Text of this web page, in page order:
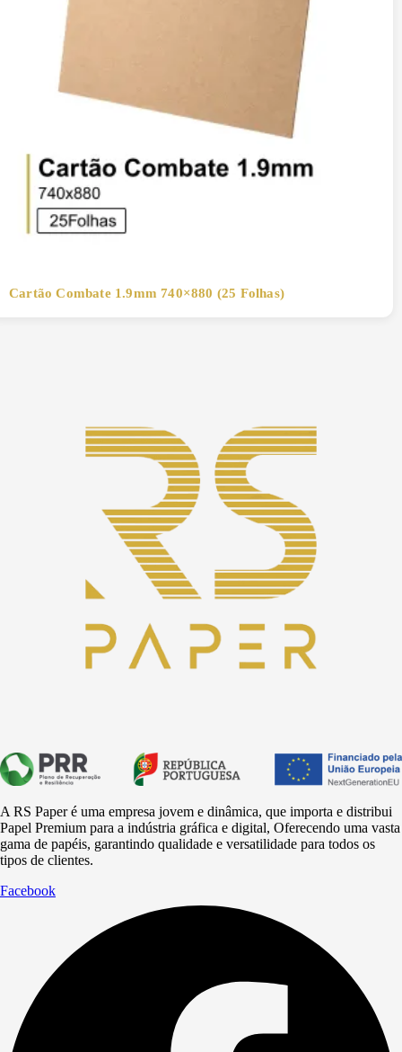
Cartão Combate 1.9mm 740×880 (25 Folhas)
A RS Paper é uma empresa jovem e dinâmica, que importa e distribui
Papel Premium para a indústria gráfica e digital, Oferecendo uma vasta
gama de papéis, garantindo qualidade e versatilidade para todos os
tipos de clientes.
Facebook